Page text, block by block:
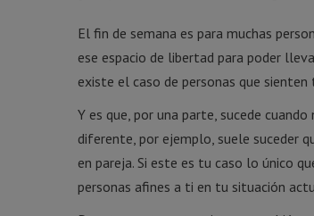
El fin de semana es para muchas
ese espacio de libertad para poder
existe el caso de personas que
Y es que, por una parte, sucede
diferente, por ejemplo, suele suceder
en pareja. Si este es tu caso lo único
personas afines a ti en tu situación